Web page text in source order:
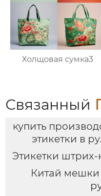
Холщовая сумка3
Связанный
купить
этикетки в
Этикетки
Китай мешки